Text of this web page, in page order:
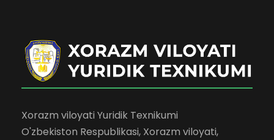
Xorazm viloyati Yuridik Texnikumi
O'zbekiston Respublikasi, Xorazm viloyati,